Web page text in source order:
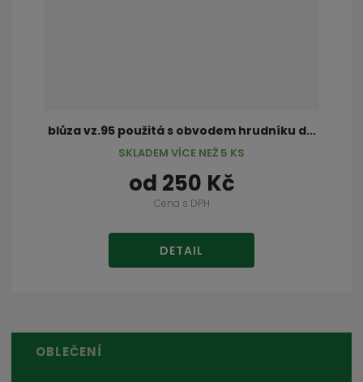
blůza vz.95 použitá s obvodem hrudníku d...
od 250 Kč
Cena s DPH
DETAIL
SKLADEM VÍCE NEŽ 5 KS
OBLEČENÍ